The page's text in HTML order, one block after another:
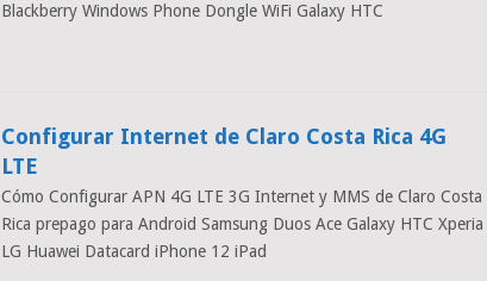
Blackberry Windows Phone Dongle WiFi Galaxy HTC
Configurar Internet de Claro Costa Rica 4G
LTE
Cómo Configurar APN 4G LTE 3G Internet y MMS de Claro Costa
Rica prepago para Android Samsung Duos Ace Galaxy HTC Xperia
LG Huawei Datacard iPhone 12 iPad